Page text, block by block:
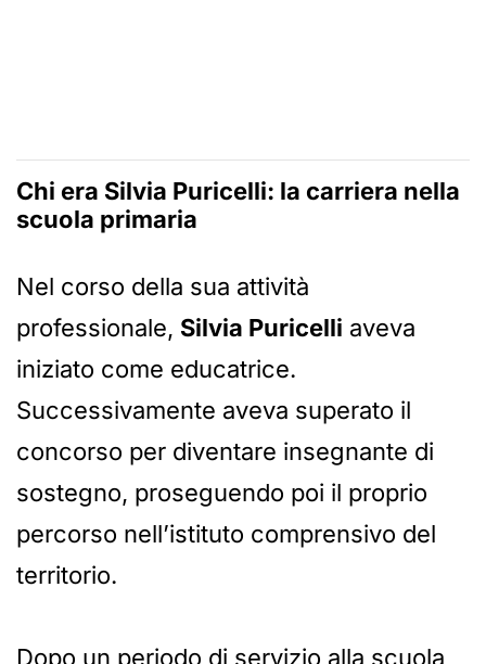
Chi era Silvia Puricelli: la carriera nella
scuola primaria
Nel corso della sua attività
professionale, Silvia Puricelli aveva
iniziato come educatrice.
Successivamente aveva superato il
concorso per diventare insegnante di
sostegno, proseguendo poi il proprio
percorso nell’istituto comprensivo del
territorio.
Dopo un periodo di servizio alla scuola